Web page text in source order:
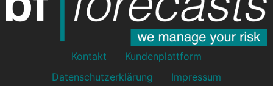
Kontakt
Kundenplattform
Datenschutzerklärung
Impressum